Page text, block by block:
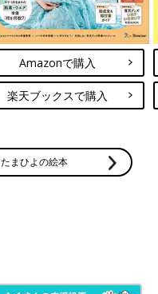
Amazonで購入
楽天ブックスで購入
たまひよの絵本